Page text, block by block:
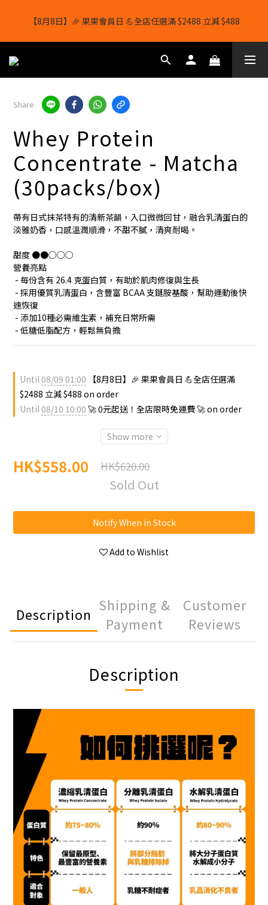
【8月8日】🎉 果果會員日 💪全店任選滿 $2488 立減 $488
【1/8-31/8】8月下單即贈 蛋白威化餅×1-隨機口味
結帳輸入[gopowerhk]，可享全單*95折*，可與活動折扣疊加。
[新會員優惠]新會員註冊即送$20購物金
【8月8日】🎉 果果會員日 💪全店任選滿 $2488 立減 $488
Share
Whey Protein
Concentrate - Matcha
(30packs/box)
帶有日式抹茶特有的清新茶韻，入口微微回甘，融合乳清蛋白的
淡雅奶香，口感溫潤順滑，不甜不膩，清爽耐喝。
甜度 ●●○○○
營養亮點
- 每份含有 26.4 克蛋白質，有助於肌肉修復與生長
速恢復
- 添加10種必需維生素，補充日常所需
- 低糖低脂配方，輕鬆無負擔
Until08/09 01:00 【8月8日】🎉 果果會員日 💪全店任選滿
$2488 立減 $488 on order
Until08/10 10:00 🚀 0元起送！全店限時免運費 🚀 on order
Show more
HK$558.00 HK$620.00
Sold Out
Notify When in Stock
Add to Wishlist
Description
Shipping &
Payment
Customer
Reviews
Description